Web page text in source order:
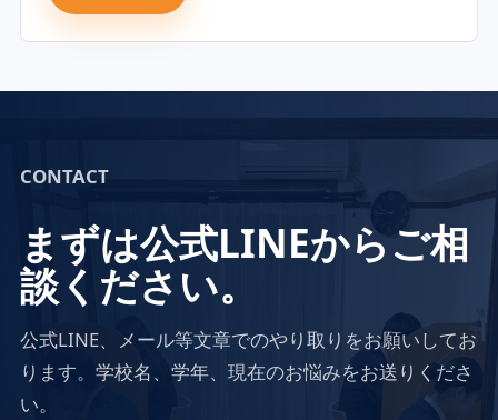
CONTACT
まずは公式LINEからご相
談ください。
公式LINE、メール等文章でのやり取りをお願いしてお
ります。学校名、学年、現在のお悩みをお送りくださ
い。